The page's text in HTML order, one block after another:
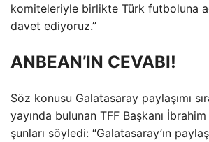
komiteleriyle birlikte Türk futboluna
davet ediyoruz.”
ANBEAN’IN CEVABI!
Söz konusu Galatasaray paylaşımı
yayında bulunan TFF Başkanı
şunları söyledi: “Galatasaray’ın